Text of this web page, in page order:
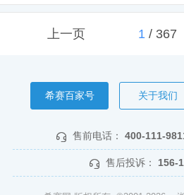
上一页 1/ 367
希赛百家号 关于我们
售前电话： 400-111-
售后投诉： 156-